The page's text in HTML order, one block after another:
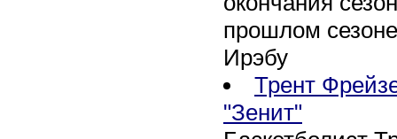
прошлом
Ирэбу
Трент
"Зенит"